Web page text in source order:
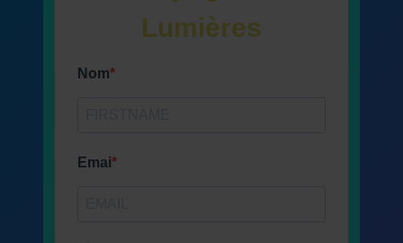
Lumières
Nom
Emai